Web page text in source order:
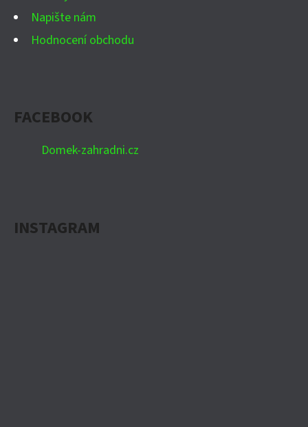
Napište nám
Hodnocení obchodu
FACEBOOK
Domek-zahradni.cz
INSTAGRAM